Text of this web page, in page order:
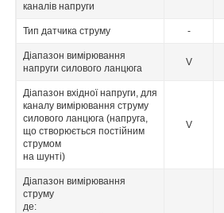
каналів напруги
Тип датчика струму -
Діапазон вимірювання
напруги силового ланцюга
V
Діапазон вхідної напруги, для
каналу вимірювання струму
силового ланцюга (напруга,
що створюється постійним
струмом
на шунті)
V
Діапазон вимірювання
струму
де: